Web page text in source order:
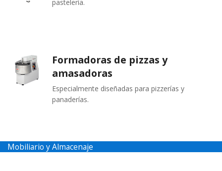
pastelería.
Formadoras de pizzas y
amasadoras
Especialmente diseñadas para pizzerías y
panaderías.
Mobiliario y Almacenaje